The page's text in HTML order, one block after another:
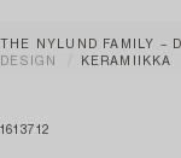
THE NYLUND FAMILY –
DESIGN
KERAMIIKKA
1613712